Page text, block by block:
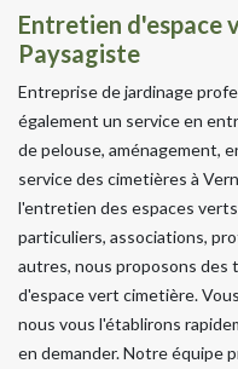
Entretien d'espace
Paysagiste
Entreprise de jardinage
également un service en
de pelouse, aménagement,
service des cimetières à
l'entretien des espaces
particuliers, associations,
autres, nous proposons
d'espace vert cimetière.
nous vous l'établirons
en demander. Notre équipe